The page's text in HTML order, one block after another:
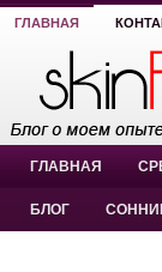
ГЛАВНАЯ
ГЛАВНАЯ
БЛОГ